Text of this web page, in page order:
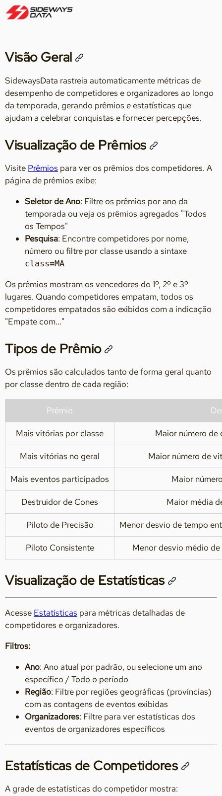
Visão Geral
SidewaysData rastreia automaticamente métricas de
desempenho de competidores e organizadores ao longo
da temporada, gerando prêmios e estatísticas que
ajudam a celebrar conquistas e fornecer percepções.
Visualização de Prêmios
Visite Prêmios para ver os prêmios dos competidores. A
página de prêmios exibe:
Seletor de Ano: Filtre os prêmios por ano da
temporada ou veja os prêmios agregados "Todos
os Tempos"
Pesquisa: Encontre competidores por nome,
número ou filtre por classe usando a sintaxe
class=MA
Os prêmios mostram os vencedores do 1º, 2º e 3º
lugares. Quando competidores empatam, todos os
competidores empatados são exibidos com a indicação
"Empate com..."
Tipos de Prêmio
Os prêmios são calculados tanto de forma geral quanto
por classe dentro de cada região:
Prêmio
Mais vitórias por classe Maior número
Mais vitórias no geral Maior número de
Mais eventos participados Maior
Destruidor de Cones Maior média
Piloto de Precisão Menor desvio de tempo
Piloto Consistente Menor desvio médio
Visualização de Estatísticas
Acesse Estatísticas para métricas detalhadas de
competidores e organizadores.
Filtros:
Ano: Ano atual por padrão, ou selecione um ano
específico / Todo o período
Região: Filtre por regiões geográficas (províncias)
com as contagens de eventos exibidas
Organizadores: Filtre para ver estatísticas dos
eventos de organizadores específicos
Estatísticas de Competidores
A grade de estatísticas do competidor mostra: